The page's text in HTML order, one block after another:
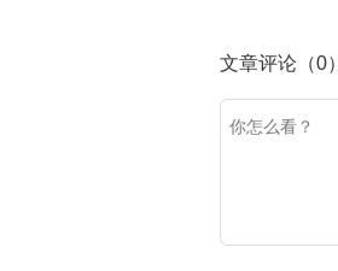
文章评论（0）